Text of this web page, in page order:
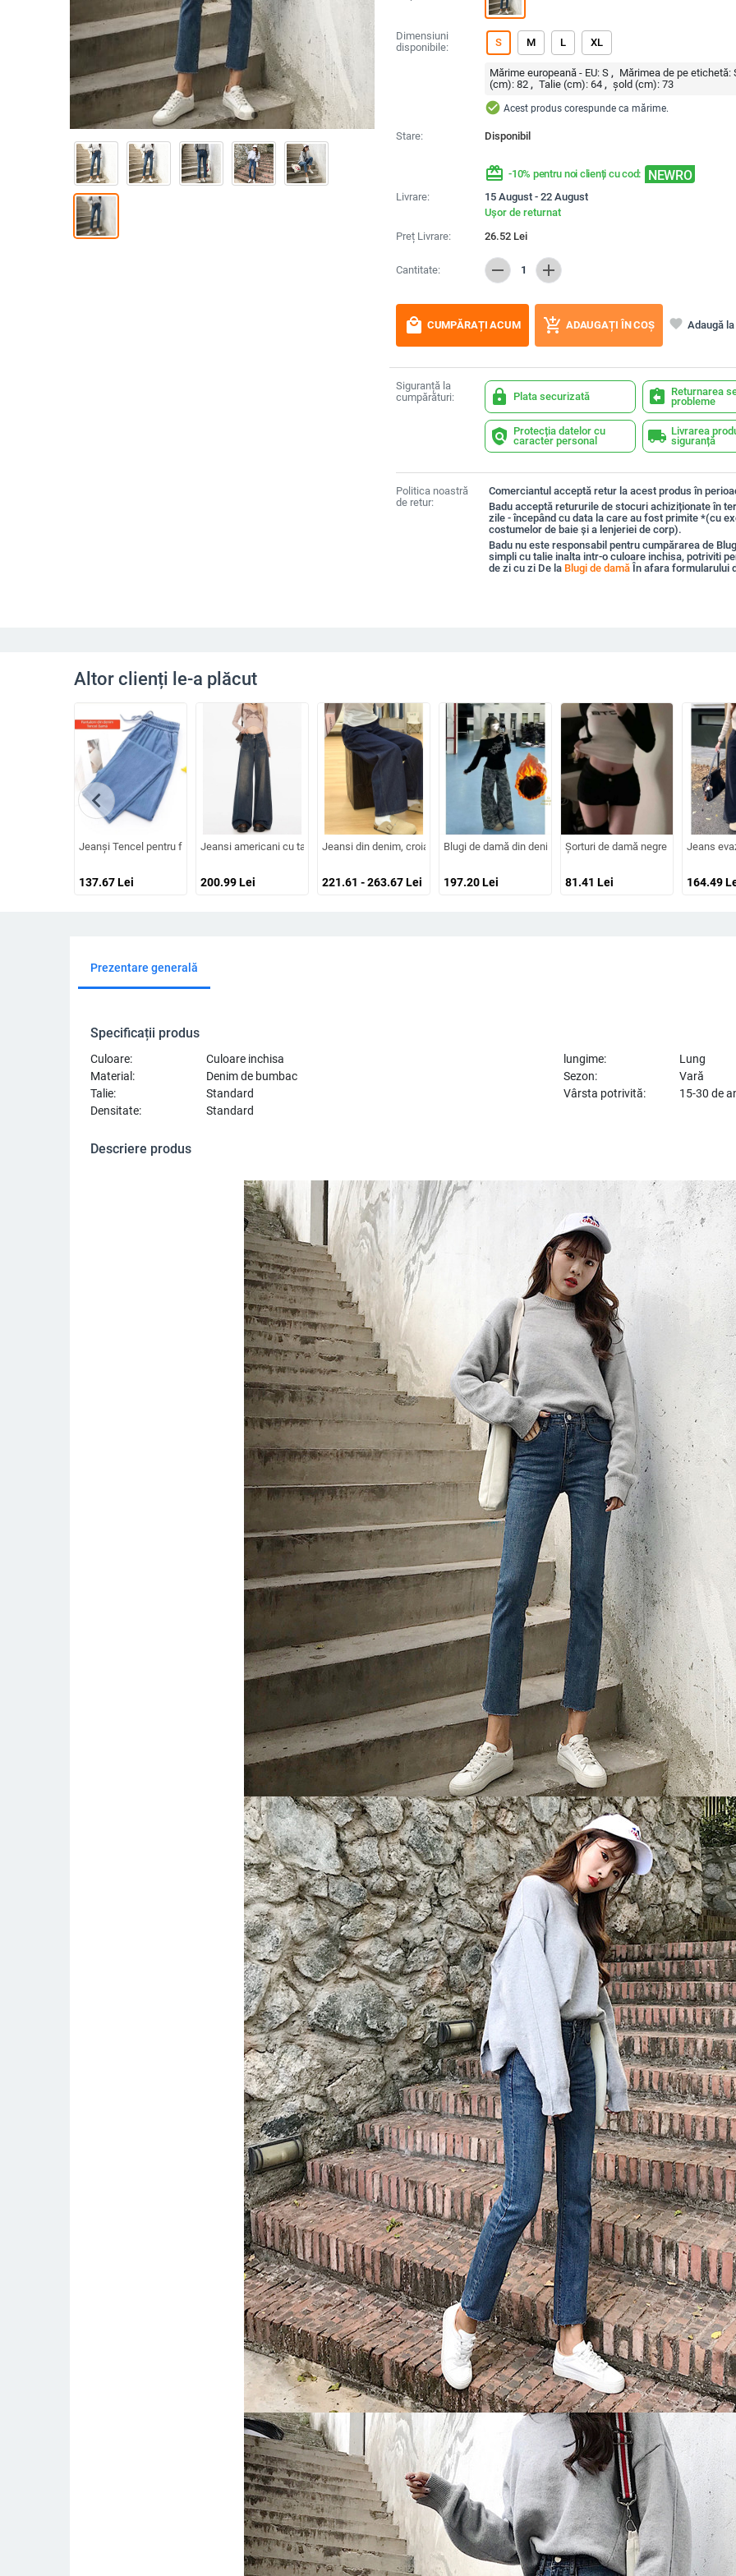
Dimensiuni
disponibile:
S M L XL
Mărime europeană - EU: S Mărimea de pe etichetă:
(cm): 82 Talie (cm): 64 șold (cm): 73
check_circle Acest produs corespunde ca mărime.
Stare: Disponibil
redeem -10% pentru noi clienți cu cod: NEWRO
Livrare:
15 August - 22 August
Ușor de returnat
Preț Livrare:
26.52Lei
Cantitate: remove 1 add
local_mall CUMPĂRAȚI ACUM add_shopping_cart ADAUGAȚI ÎN COȘ favorite Adaugă
Siguranță la
cumpărături:
lock Plata securizată assignment_return Returnarea
probleme
policy Protecția datelor cu
caracter personal
local_shipping Livrarea
siguranță
Politica noastră
de retur:
Comerciantul acceptă retur la acest produs în
Badu acceptă retururile de stocuri achiziționate în
zile - începând cu data la care au fost primite *(cu
costumelor de baie și a lenjeriei de corp).
Badu nu este responsabil pentru cumpărarea de
simpli cu talie inalta intr-o culoare inchisa, potriviti
de zi cu zi De la Blugi de damăÎn afara formularului
Altor clienți le-a plăcut
Jeanși Tencel pentru femei, vară ușoară, talie înaltă, croială largă, croială drapată, model 2026, plus size, petite
137.67Lei
Jeansi americani cu talie înaltă și croială largă, pentru femei, primăvară-toamnă, stil retro, plus size, croială lejeră,
200.99Lei
Jeansi din denim, croială largă, căptuți cu fleece, talie înaltă, toamnă 2024
221.61 - 263.67Lei
Blugi de damă din denim – talie înaltă, croială largă, spălate,
197.20Lei
Șorturi de damă negre din denim,
81.41 Lei
Jeans
164.49
chevron_left
Prezentare generală
Specificații produs
Culoare: Culoare inchisa lungime:
Lung
Material:
Denim de bumbac Sezon:
Vară
Talie:
Standard Vârsta potrivită:
15-30 de
Densitate:
Standard
Descriere produs